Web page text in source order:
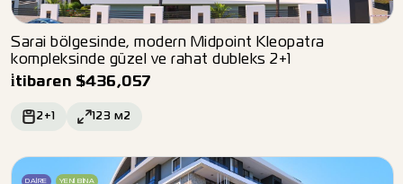
Sarai bölgesinde, modern Midpoint Kleopatra
kompleksinde güzel ve rahat dubleks 2+1
i̇tibaren $436,057
2+1 123 м2
DAIRE YENI BINA